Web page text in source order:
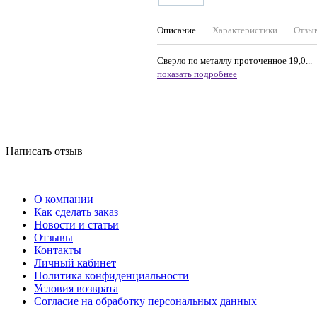
Описание Характеристики
Сверло по металлу проточенное 19,0...
показать подробнее
Написать отзыв
О компании
Как сделать заказ
Новости и статьи
Отзывы
Контакты
Личный кабинет
Политика конфиденциальности
Условия возврата
Согласие на обработку персональных данных